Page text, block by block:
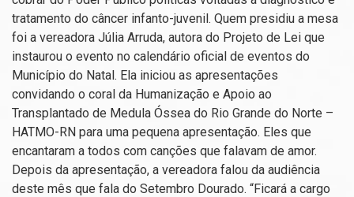
tratamento do câncer infanto-juvenil. Quem presidiu a mesa
foi a vereadora Júlia Arruda, autora do Projeto de Lei que
instaurou o evento no calendário oficial de eventos do
Município do Natal. Ela iniciou as apresentações
convidando o coral da Humanização e Apoio ao
Transplantado de Medula Óssea do Rio Grande do Norte –
HATMO-RN para uma pequena apresentação. Eles que
encantaram a todos com canções que falavam de amor.
Depois da apresentação, a vereadora falou da audiência
deste mês que fala do Setembro Dourado. “Ficará a cargo